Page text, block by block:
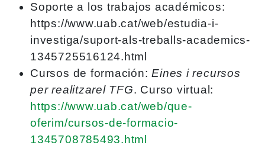
Soporte a los trabajos académicos:
https://www.uab.cat/web/estudia-i-
investiga/suport-als-treballs-academics-
1345725516124.html
Cursos de formación:Eines i recursos
per realitzarel TFG. Curso virtual:
https://www.uab.cat/web/que-
oferim/cursos-de-formacio-
1345708785493.html